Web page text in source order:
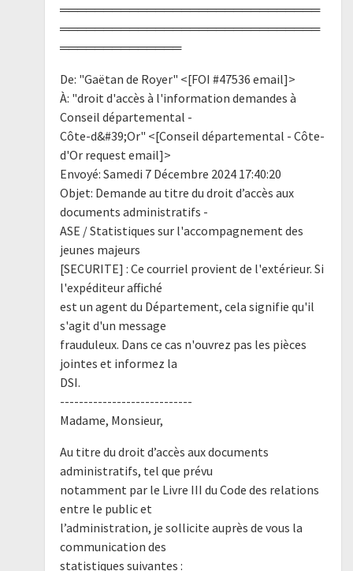
══════════════════════════════
══════════════════════════════
══════════════
De: "Gaëtan de Royer" <[FOI #47536 email]>
À: "droit d'accès à l'information demandes à
Conseil départemental -
Côte-d&#39;Or" <[Conseil départemental - Côte-
d'Or request email]>
Envoyé: Samedi 7 Décembre 2024 17:40:20
Objet: Demande au titre du droit d’accès aux
documents administratifs -
ASE / Statistiques sur l'accompagnement des
jeunes majeurs
[SECURITE] : Ce courriel provient de l'extérieur. Si
l'expéditeur affiché
est un agent du Département, cela signifie qu'il
s'agit d'un message
frauduleux. Dans ce cas n'ouvrez pas les pièces
jointes et informez la
DSI.
----------------------------
Madame, Monsieur,
Au titre du droit d’accès aux documents
administratifs, tel que prévu
notamment par le Livre III du Code des relations
entre le public et
l’administration, je sollicite auprès de vous la
communication des
statistiques suivantes :